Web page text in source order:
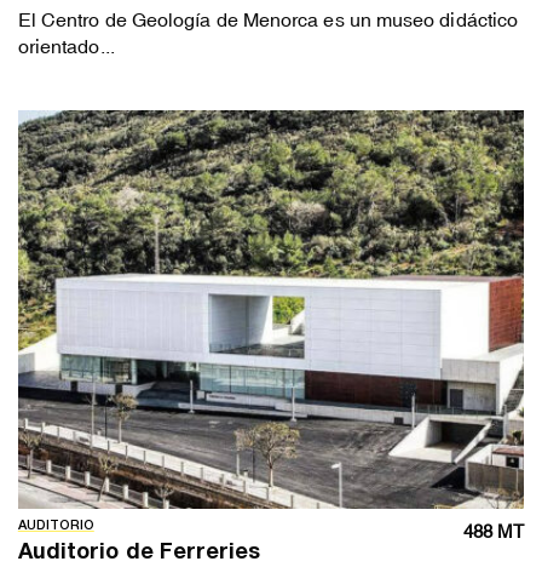
El Centro de Geología de Menorca es un museo didáctico
orientado...
AUDITORIO 488 MT
Auditorio de Ferreries